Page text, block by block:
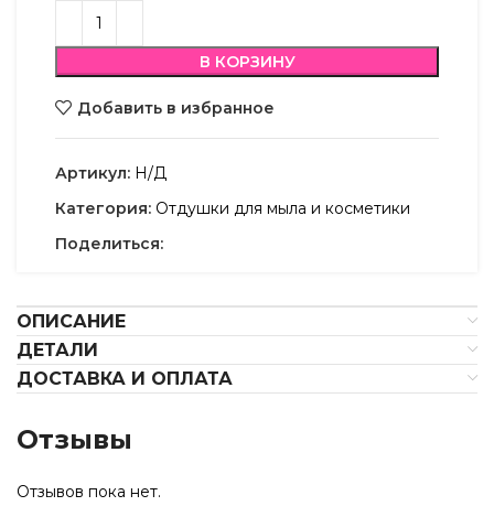
В КОРЗИНУ
Добавить в избранное
Артикул: Н/Д
Категория: Отдушки для мыла и косметики
Поделиться:
ОПИСАНИЕ
ДЕТАЛИ
ДОСТАВКА И ОПЛАТА
Отзывы
Отзывов пока нет.